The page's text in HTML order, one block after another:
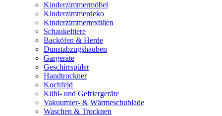
Kinderzimmermöbel
Kinderzimmerdeko
Kinderzimmertextilien
Schaukeltiere
Backöfen & Herde
Dunstabzugshauben
Gargeräte
Geschirrspüler
Handtrockner
Kochfeld
Kühl- und Gefriergeräte
Vakuumier- & Wärmeschublade
Waschen & Trocknen